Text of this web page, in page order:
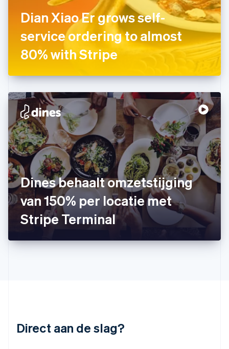
Dian Xiao Er grows self-
service ordering to almost
80% with Stripe
Dines behaalt omzetstijging
van 150% per locatie met
Stripe Terminal
Direct aan de slag?
English
Griekenland
Hongarije
Hongkong SAR, China
Ierland
English
India
English
Italië
ItalianoEnglish
Japan
日本語English
Kroatië
EnglishItaliano
Letland
English
Liechtenstein
Deutsch
Litouwen
Mexico
Español English